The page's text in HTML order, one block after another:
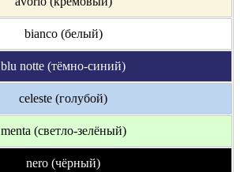
bianco (белый)
blu notte (тёмно-синий)
celeste (голубой)
menta (светло-зелёный)
nero (чёрный)